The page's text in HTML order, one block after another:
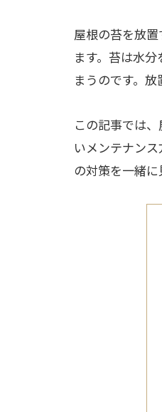
屋根の苔を放
ます。苔は水
まうのです。放
この記事では
いメンテナン
の対策を一緒に